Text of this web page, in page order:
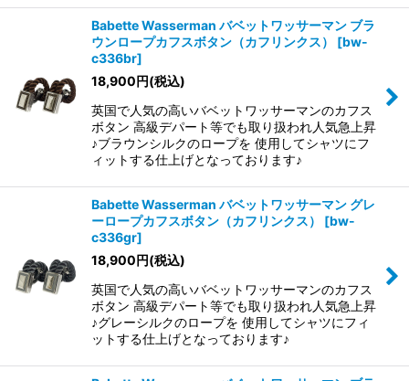
Babette Wasserman バベットワッサーマン ブラ
ウンロープカフスボタン（カフリンクス）
[bw-
c336br]
18,900円(税込)
英国で人気の高いバベットワッサーマンのカフス
ボタン 高級デパート等でも取り扱われ人気急上昇
♪ブラウンシルクのロープを 使用してシャツにフ
ィットする仕上げとなっております♪
Babette Wasserman バベットワッサーマン グレ
ーロープカフスボタン（カフリンクス）
[bw-
c336gr]
18,900円(税込)
英国で人気の高いバベットワッサーマンのカフス
ボタン 高級デパート等でも取り扱われ人気急上昇
♪グレーシルクのロープを 使用してシャツにフィ
ットする仕上げとなっております♪